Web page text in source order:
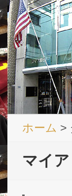
ホーム >
マイ